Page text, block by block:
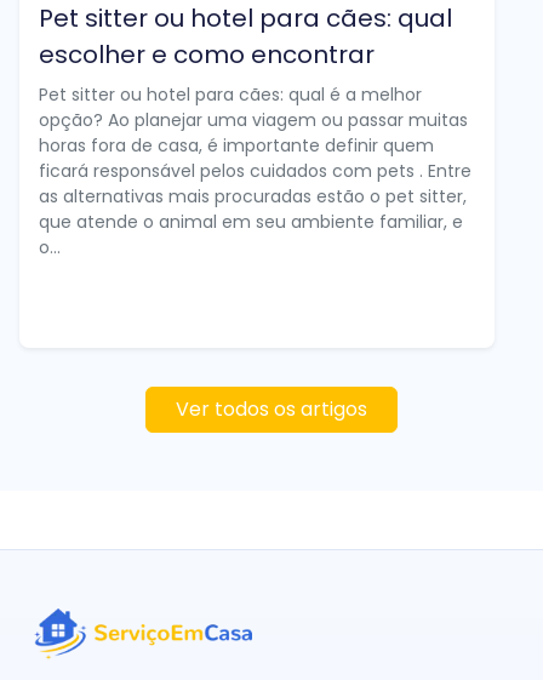
Pet sitter ou hotel para cães: qual
escolher e como encontrar
Pet sitter ou hotel para cães: qual é a melhor
opção? Ao planejar uma viagem ou passar muitas
horas fora de casa, é importante definir quem
ficará responsável pelos cuidados com pets . Entre
as alternativas mais procuradas estão o pet sitter,
que atende o animal em seu ambiente familiar, e
o...
Ver todos os artigos